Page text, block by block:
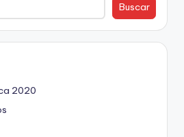
Buscar
2020